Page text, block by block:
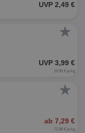
UVP 2,49 €
★
UVP 3,99 €
19,95 € je kg
★
ab 7,29 €
72,90 € je kg